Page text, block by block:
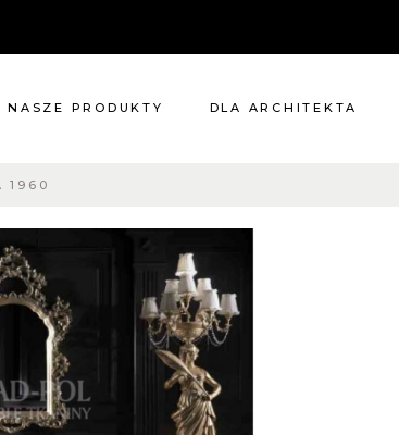
NASZE PRODUKTY
Oświetlenie
Renowacje
Kuchnie
Dodatki
Tkaniny
Katalog
DLA ARCHITEKTA
1960